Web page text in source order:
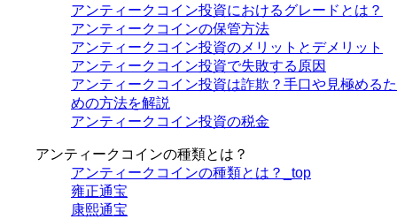
アンティークコイン投資におけるグレードとは？
アンティークコインの保管方法
アンティークコイン投資のメリットとデメリット
アンティークコイン投資で失敗する原因
アンティークコイン投資は詐欺？手口や見極めるた
めの方法を解説
アンティークコイン投資の税金
アンティークコインの種類とは？
アンティークコインの種類とは？_top
雍正通宝
康熙通宝